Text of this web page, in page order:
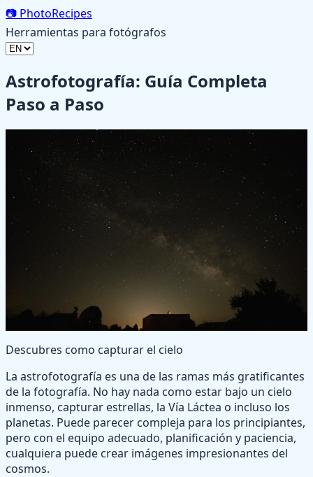
📷 PhotoRecipes
Herramientas para fotógrafos
Astrofotografía: Guía Completa
Paso a Paso
Descubres como capturar el cielo
La astrofotografía es una de las ramas más gratificantes
de la fotografía. No hay nada como estar bajo un cielo
inmenso, capturar estrellas, la Vía Láctea o incluso los
planetas. Puede parecer compleja para los principiantes,
pero con el equipo adecuado, planificación y paciencia,
cualquiera puede crear imágenes impresionantes del
cosmos.